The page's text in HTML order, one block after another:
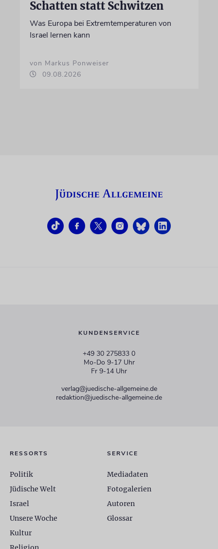
Schatten statt Schwitzen
Was Europa bei Extremtemperaturen von
Israel lernen kann
von Markus Ponweiser
09.08.2026
KUNDENSERVICE
+49 30 275833 0
Mo-Do 9-17 Uhr
Fr 9-14 Uhr
verlag@juedische-allgemeine.de
redaktion@juedische-allgemeine.de
RESSORTS
Politik
Jüdische Welt
Israel
Unsere Woche
Kultur
SERVICE
Mediadaten
Fotogalerien
Autoren
Glossar